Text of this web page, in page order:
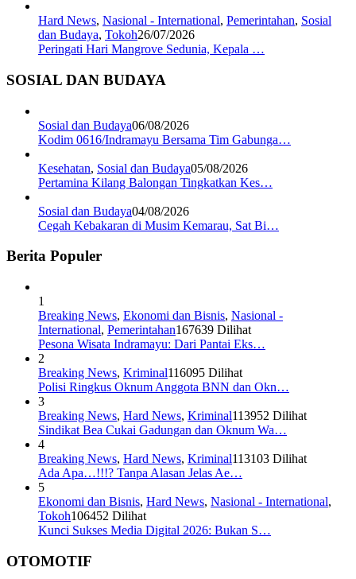
Hard News, Nasional - International, Pemerintahan, Sosial
dan Budaya, Tokoh26/07/2026
Peringati Hari Mangrove Sedunia, Kepala …
SOSIAL DAN BUDAYA
Sosial dan Budaya06/08/2026
Kodim 0616/Indramayu Bersama Tim Gabunga…
Kesehatan, Sosial dan Budaya05/08/2026
Pertamina Kilang Balongan Tingkatkan Kes…
Sosial dan Budaya04/08/2026
Cegah Kebakaran di Musim Kemarau, Sat Bi…
Berita Populer
1
Breaking News, Ekonomi dan Bisnis, Nasional -
International, Pemerintahan167639 Dilihat
Pesona Wisata Indramayu: Dari Pantai Eks…
2
Breaking News, Kriminal116095 Dilihat
Polisi Ringkus Oknum Anggota BNN dan Okn…
3
Breaking News, Hard News, Kriminal113952 Dilihat
Sindikat Bea Cukai Gadungan dan Oknum Wa…
4
Breaking News, Hard News, Kriminal113103 Dilihat
Ada Apa…!!!? Tanpa Alasan Jelas Ae…
5
Ekonomi dan Bisnis, Hard News, Nasional - International,
Tokoh106452 Dilihat
Kunci Sukses Media Digital 2026: Bukan S…
OTOMOTIF